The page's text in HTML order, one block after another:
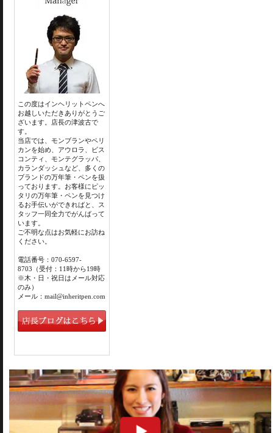
この度はインヘリットペンへ
お越しいただきありがとうご
ざいます。店長の津波古で
す。
当店では、モンブランやペリ
カンを始め、アウロラ、ビス
コンティ、モンテグラッパ、
カランダッシュなど、多くの
ブランドの万年筆・ペンを扱
っております。お客様にピッ
タリの万年筆・ペンを見つけ
るお手伝いができればと、ス
タッフ一同全力でがんばって
います。
ご不明な点はお気軽にお訪ね
ください。
電話番号：070-6597-
8703（受付：11時から19時
※木・日・祝日はメール対応
のみ）
メール：mail@inheritpen.com